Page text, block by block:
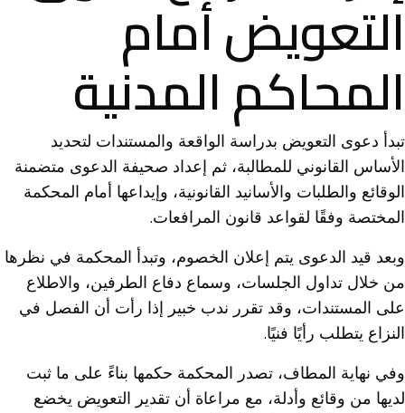
التعويض أمام
المحاكم المدنية
تبدأ دعوى التعويض بدراسة الواقعة والمستندات لتحديد
الأساس القانوني للمطالبة، ثم إعداد صحيفة الدعوى متضمنة
الوقائع والطلبات والأسانيد القانونية، وإيداعها أمام المحكمة
المختصة وفقًا لقواعد قانون المرافعات.
وبعد قيد الدعوى يتم إعلان الخصوم، وتبدأ المحكمة في نظرها
من خلال تداول الجلسات، وسماع دفاع الطرفين، والاطلاع
على المستندات، وقد تقرر ندب خبير إذا رأت أن الفصل في
النزاع يتطلب رأيًا فنيًا.
وفي نهاية المطاف، تصدر المحكمة حكمها بناءً على ما ثبت
لديها من وقائع وأدلة، مع مراعاة أن تقدير التعويض يخضع